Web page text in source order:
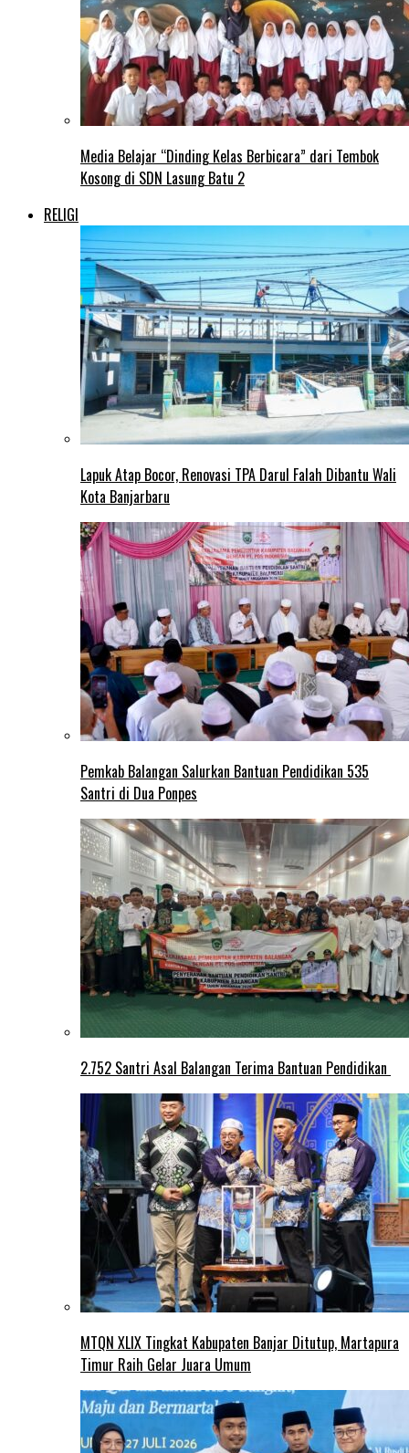
Media Belajar “Dinding Kelas Berbicara” dari Tembok
Kosong di SDN Lasung Batu 2
RELIGI
Lapuk Atap Bocor, Renovasi TPA Darul Falah Dibantu Wali
Kota Banjarbaru
Pemkab Balangan Salurkan Bantuan Pendidikan 535
Santri di Dua Ponpes
2.752 Santri Asal Balangan Terima Bantuan Pendidikan
MTQN XLIX Tingkat Kabupaten Banjar Ditutup, Martapura
Timur Raih Gelar Juara Umum